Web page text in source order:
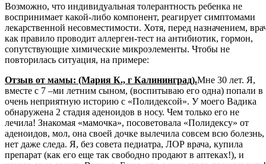
Возможно, что индивидуальная толерантность ребенка не
воспринимает какой-либо компонент, реагирует симптомами
лекарственной несовместимости. Хотя, перед назначением,
как правило проводит аллерген-тест на антибиотик, гормон,
сопутствующие химические микроэлементы. Чтобы не
повторилась ситуация, на примере:
Отзыв от мамы: (Мария К., г Калининград).Мне 30 лет. Я,
вместе с 7 –ми летним сыном, (воспитываю его одна) попали в
очень неприятную историю с «Полидексой». У моего Вадика
обнаружена 2 стадия аденоидов в носу. Чем только его не
лечила! Знакомая «мамочка», посоветовала «Полидексу» от
аденоидов, мол, она своей дочке вылечила совсем всю болезнь,
нет даже следа. Я, без совета педиатра, ЛОР врача, купила
препарат (как его еще так свободно продают в аптеках!), и